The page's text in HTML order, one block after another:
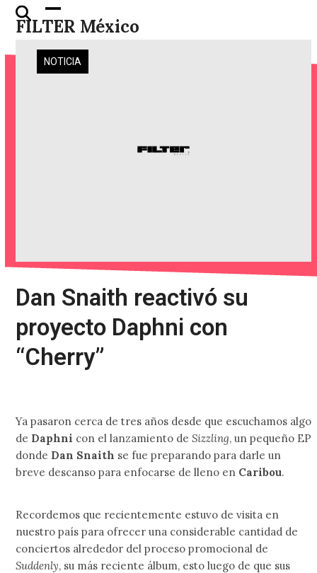
Skip
FILTER México
Open
mobile
menu
Close
mobile
menu
NOTICIA
Dan Snaith reactivó su
proyecto Daphni con
“Cherry”
Ya pasaron cerca de tres años desde que escuchamos algo
de Daphni con el lanzamiento deSizzling, un pequeño EP
donde Dan Snaith se fue preparando para darle un
breve descanso para enfocarse de lleno en Caribou.
Recordemos que recientemente estuvo de visita en
nuestro país para ofrecer una considerable cantidad de
conciertos alrededor del proceso promocional de
Suddenly, su más reciente álbum, esto luego de que sus